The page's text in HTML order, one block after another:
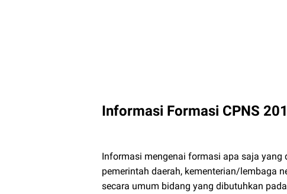
Informasi Formasi CPNS
Informasi mengenai formasi apa saja yang
pemerintah daerah, kementerian/lembaga
secara umum bidang yang dibutuhkan